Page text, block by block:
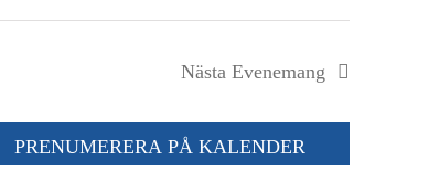
NästaEvenemang
PRENUMERERA PÅ KALENDER